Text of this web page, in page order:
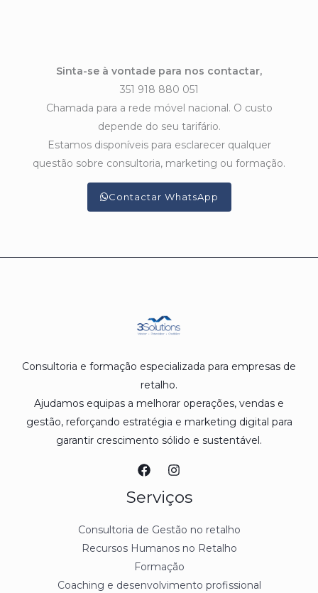
Sinta-se à vontade para nos contactar,
351 918 880 051
Chamada para a rede móvel nacional. O custo
depende do seu tarifário.
Estamos disponíveis para esclarecer qualquer
questão sobre consultoria, marketing ou formação.
Contactar WhatsApp
Consultoria e formação especializada para empresas de
retalho.
Ajudamos equipas a melhorar operações, vendas e
gestão, reforçando estratégia e marketing digital para
garantir crescimento sólido e sustentável.
Serviços
Consultoria de Gestão no retalho
Recursos Humanos no Retalho
Formação
Coaching e desenvolvimento profissional